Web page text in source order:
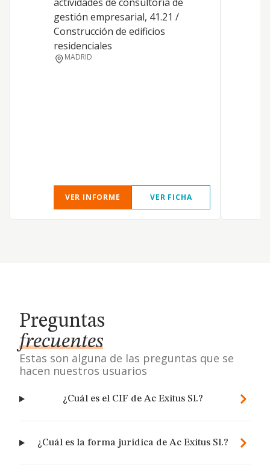
gestión empresarial, 41.21 /
Construcción de edificios
residenciales
MADRID
VER INFORME VER FICHA
Preguntas
frecuentes
Estas son alguna de las preguntas que se
hacen nuestros usuarios
¿Cuál es el CIF de Ac Exitus Sl.?
¿Cuál es la forma jurídica de Ac Exitus Sl.?